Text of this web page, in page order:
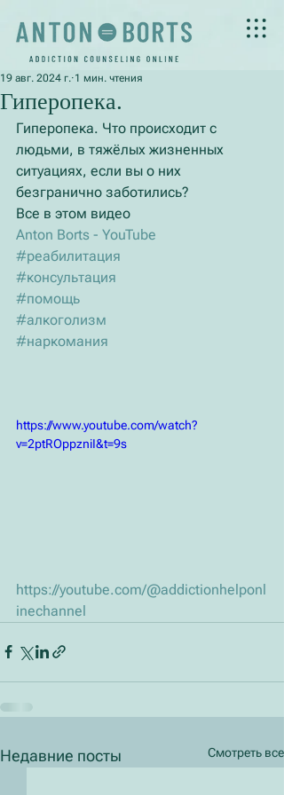
Гиперопека.
19 авг. 2024 г. 1 мин. чтения
Гиперопека. Что происходит с
людьми, в тяжёлых жизненных
ситуациях, если вы о них
безгранично заботились?
Все в этом видео
Anton Borts - YouTube
#реабилитация
#консультация
#помощь
#алкоголизм
#наркомания
https://www.youtube.com/watch?
v=2ptROppzniI&t=9s
https://youtube.com/@addictionhelponl
inechannel
Недавние посты Смотреть все